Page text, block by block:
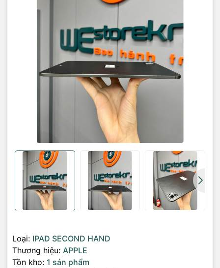
Loại: IPAD SECOND HAND
Thương hiệu: APPLE
Tồn kho: 1 sản phẩm
ốp , sạc , cường lực
Bảo hành: lỗi 1 đổi 1 trong vòng 6 tháng